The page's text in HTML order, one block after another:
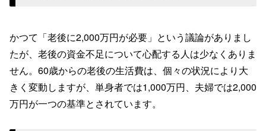
かつて「老後に2,000万円が必要」という議論がありまし
たが、老後の資金不足について心配する人は少なくありま
せん。60歳からの老後の生活費は、個々の状況により大
きく変動しますが、単身者では1,000万円、夫婦では2,000
万円が一つの基準とされています。